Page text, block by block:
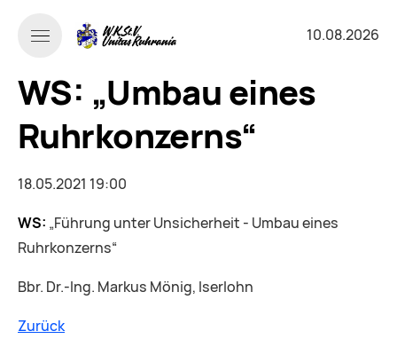
10.08.2026
WS: „Umbau eines
Ruhrkonzerns“
18.05.2021 19:00
WS: „Führung unter Unsicherheit - Umbau eines
Ruhrkonzerns“
Bbr. Dr.-Ing. Markus Mönig, Iserlohn
Zurück